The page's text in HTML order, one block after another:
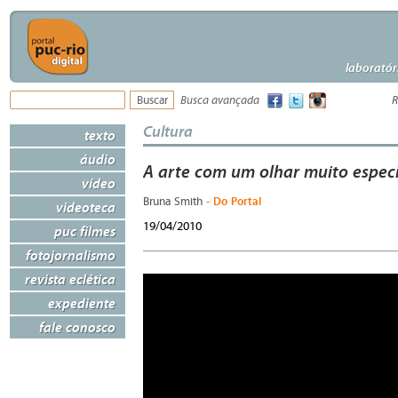
Busca avançada
texto
áudio
vídeo
videoteca
puc filmes
fotojornalismo
revista eclética
expediente
fale conosco
Cultura
A arte com um olhar muito
Bruna Smith - Do Portal
19/04/2010